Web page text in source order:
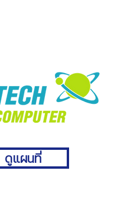
ดูแผนที่